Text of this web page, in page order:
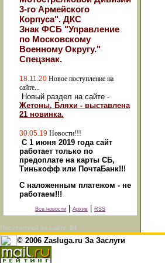
3-го Армейского
Корпуса". ДКС
Знак ФСБ "Управление
по Московскому
Военному Округу."
Спецзнак.
18.11.20 Новое поступление на
сайте...
Новый раздел на сайте -
Жетоны, Бляхи - выставлена
21 новинка.
30.05.19 Новости!!!
С 1 июня 2019 года сайт
работает только по
предоплате на карты СБ,
Тинькофф или ПочтаБанк!!!
С наложенным платежом - не
работаем!!!
Все новости Архив RSS
Посетителей на сайте: 84
© 2006 Zasluga.ru За Заслуги